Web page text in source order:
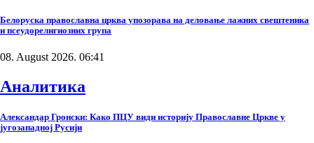
Белоруска православна црква упозорава на деловање лажних свештеника
и псеудорелигиозних група
08. August 2026. 06:41
Аналитика
Александар Гронски: Како ПЦУ види историју Православне Цркве у
југозападној Русији